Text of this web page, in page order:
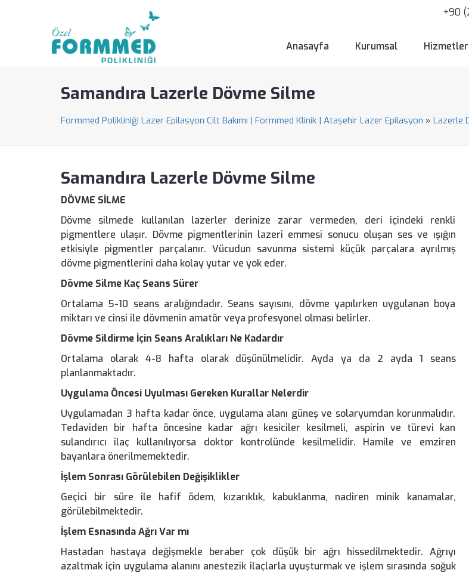
+90
Anasayfa Kurumsal
Samandıra Lazerle Dövme Silme
Formmed Polikliniği Lazer Epilasyon Cilt Bakımı | Formmed Klinik | Ataşehir Lazer Epilasyon » Lazerle
Samandıra Lazerle Dövme Silme
DÖVME SİLME
Dövme silmede kullanılan lazerler derinize zarar vermeden, deri içindeki renkli
pigmentlere ulaşır. Dövme pigmentlerinin lazeri emmesi sonucu oluşan ses ve ışığın
etkisiyle pigmentler parçalanır. Vücudun savunma sistemi küçük parçalara ayrılmış
dövme pigmentlerini daha kolay yutar ve yok eder.
Dövme Silme Kaç Seans Sürer
Ortalama 5-10 seans aralığındadır. Seans sayısını, dövme yapılırken uygulanan boya
miktarı ve cinsi ile dövmenin amatör veya profesyonel olması belirler.
Dövme Sildirme İçin Seans Aralıkları Ne Kadardır
Ortalama olarak 4-8 hafta olarak düşünülmelidir. Ayda ya da 2 ayda 1 seans
planlanmaktadır.
Uygulama Öncesi Uyulması Gereken Kurallar Nelerdir
Uygulamadan 3 hafta kadar önce, uygulama alanı güneş ve solaryumdan korunmalıdır.
Tedaviden bir hafta öncesine kadar ağrı kesiciler kesilmeli, aspirin ve türevi kan
sulandırıcı ilaç kullanılıyorsa doktor kontrolünde kesilmelidir. Hamile ve emziren
bayanlara önerilmemektedir.
İşlem Sonrası Görülebilen Değişiklikler
Geçici bir süre ile hafif ödem, kızarıklık, kabuklanma, nadiren minik kanamalar,
görülebilmektedir.
İşlem Esnasında Ağrı Var mı
Hastadan hastaya değişmekle beraber çok düşük bir ağrı hissedilmektedir. Ağrıyı
azaltmak için uygulama alanını anestezik ilaçlarla uyuşturmak ve işlem sırasında soğuk